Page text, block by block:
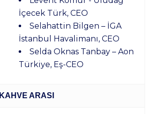
İçecek Türk, CEO
Selahattin Bilgen – İGA
İstanbul Havalimanı, CEO
Selda Oknas Tanbay – Aon
Türkiye, Eş-CEO
KAHVE ARASI